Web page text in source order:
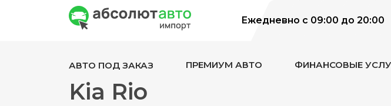
Ежедневно с 09:00 до 20:00
АВТО ПОД ЗАКАЗ ПРЕМИУМ АВТО ФИНАНСОВЫЕ
Kia Rio